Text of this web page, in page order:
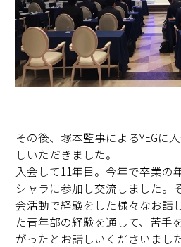
その後、塚本監事によるYEGに
しいただきました。
入会して11年目。今年で卒業の
シャラに参加し交流しました。
会活動で経験をした様々なお話
た青年部の経験を通して、苦手
がったとお話しいくださいました